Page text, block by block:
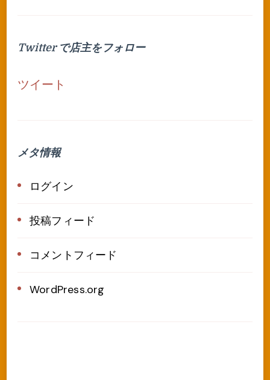
Twitter で店主をフォロー
ツイート
メタ情報
ログイン
投稿フィード
コメントフィード
WordPress.org